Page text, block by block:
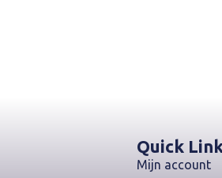
Quick
Mijn account